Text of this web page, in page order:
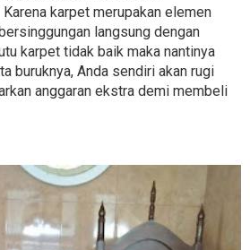
karpet merupakan elemen
langsung dengan
karpet tidak baik maka nantinya
buruknya, Anda sendiri akan rugi
anggaran ekstra demi membeli